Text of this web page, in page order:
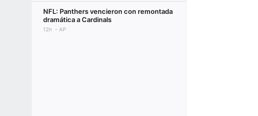
NFL: Panthers vencieron con remontada
dramática a Cardinals
12h AP